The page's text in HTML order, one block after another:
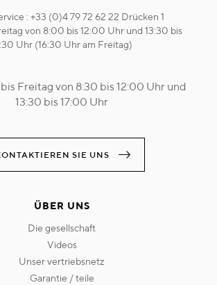
: +33 (0)4 79 72 62 22 Drücken 1
von 8:00 bis 12:00 Uhr und 13:30 bis
Uhr (16:30 Uhr am Freitag)
Freitag von 8:30 bis 12:00 Uhr und
13:30 bis 17:00 Uhr
SIE UNS
ÜBER UNS
die gesellschaft
videos
unser vertriebsnetz
garantie / teile